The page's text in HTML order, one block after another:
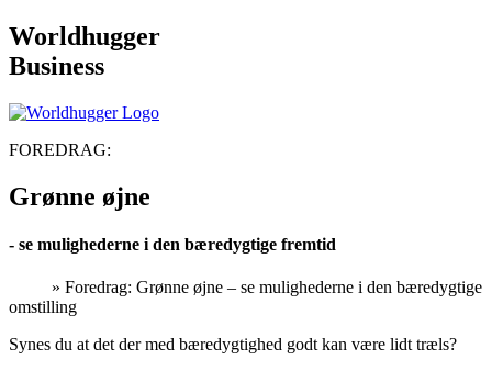
Worldhugger
Business
FOREDRAG:
Grønne øjne
- se mulighederne i den bæredygtige fremtid
» Foredrag: Grønne øjne – se mulighederne i den bæredygtige
omstilling
Synes du at det der med bæredygtighed godt kan være lidt træls?